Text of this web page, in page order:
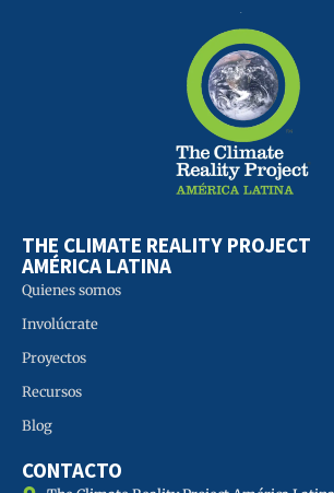
THE CLIMATE REALITY PROJECT
AMÉRICA LATINA
Quienes somos
Involúcrate
Proyectos
Recursos
Blog
CONTACTO